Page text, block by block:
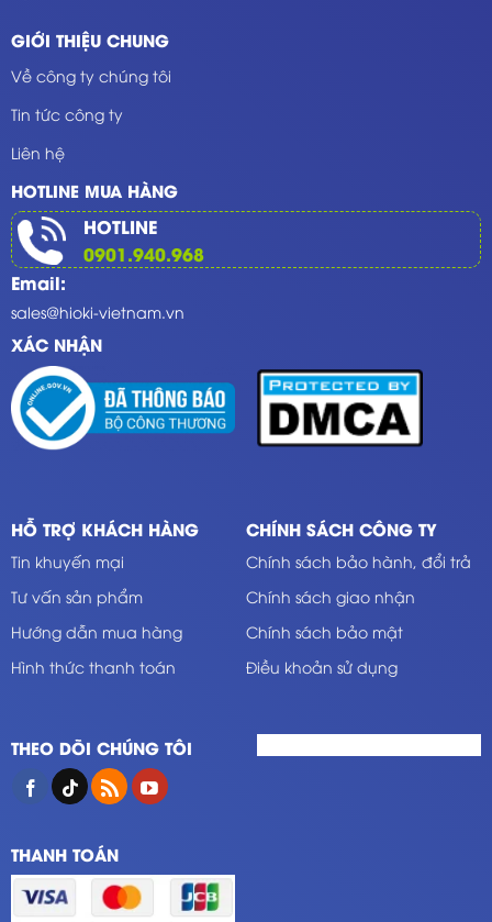
GIỚI THIỆU CHUNG
Về công ty chúng tôi
Tin tức công ty
Liên hệ
HOTLINE MUA HÀNG
HOTLINE
0901.940.968
Email:
sales@hioki-vietnam.vn
XÁC NHẬN
HỖ TRỢ KHÁCH HÀNG
Tin khuyến mại
Tư vấn sản phẩm
Hướng dẫn mua hàng
Hình thức thanh toán
CHÍNH SÁCH CÔNG TY
Chính sách bảo hành, đổi trả
Chính sách giao nhận
Chính sách bảo mật
Điều khoản sử dụng
THEO DÕI CHÚNG TÔI
THANH TOÁN